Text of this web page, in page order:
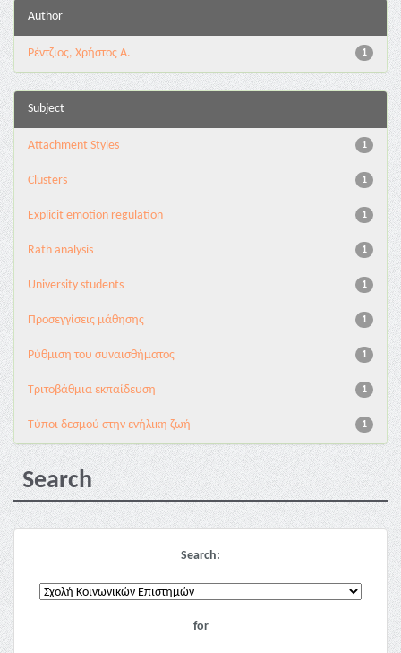
Author
1
Ρέντζιος, Χρήστος Α.
Subject
1
Attachment Styles
1
Clusters
1
Explicit emotion regulation
1
Rath analysis
1
University students
1
Προσεγγίσεις μάθησης
1
Ρύθμιση του συναισθήματος
1
Τριτοβάθμια εκπαίδευση
1
Τύποι δεσμού στην ενήλικη ζωή
Search
Search:
for